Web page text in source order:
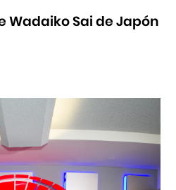
Wadaiko Sai de Japón